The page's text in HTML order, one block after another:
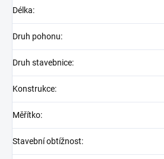
Délka:
Druh pohonu:
Druh stavebnice:
Konstrukce:
Měřítko:
Stavební obtížnost: